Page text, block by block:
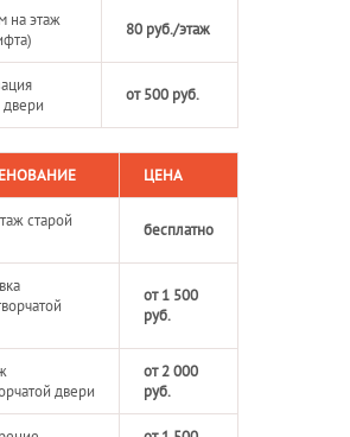
на этаж
80 руб./этаж
двери
от 500 руб.
ЦЕНА
старой
бесплатно
от 1 500
руб.
двери
от 2 000
руб.